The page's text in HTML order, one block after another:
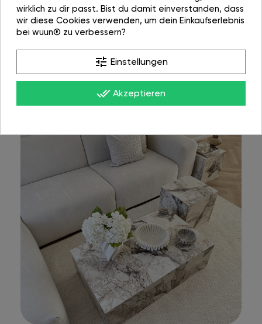
wirklich zu dir passt. Bist du damit einverstanden, dass
wir diese Cookies verwenden, um dein Einkaufserlebnis
bei wuun® zu verbessern?
tune Einstellungen
done_all Akzeptieren